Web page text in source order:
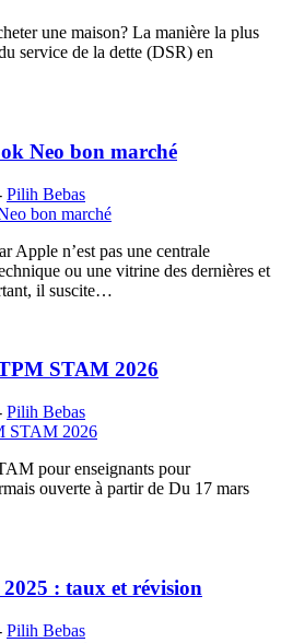
une maison? La manière la plus
service de la dette (DSR) en
Neo bon marché
Pilih Bebas
Apple n’est pas une centrale
ou une vitrine des dernières et
il suscite…
STAM 2026
Pilih Bebas
pour enseignants pour
ouverte à partir de Du 17 mars
: taux et révision
Pilih Bebas